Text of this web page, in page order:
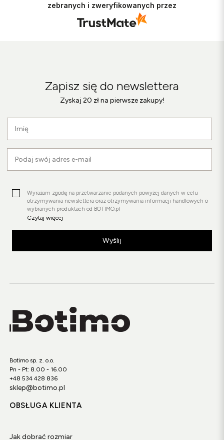
możemy zapewnić odpowiednią obsługę tak
świetnym klientom. Dziękujemy raz jeszcze!
zebranych i zweryfikowanych przez
Zapisz się do newslettera
Zyskaj 20 zł na pierwsze zakupy!
Wyrażam zgodę na przetwarzanie podanych powyżej danych w celu
otrzymywania newslettera oraz otrzymywania informacji handlowych o
wybranych produktach od BOTIMO.pl
Czytaj więcej
Wyślij
Botimo sp. z. o.o.
Pn - Pt: 8.00 - 16.00
+48 534 428 836
sklep@botimo.pl
OBSŁUGA KLIENTA
Jak dobrać rozmiar